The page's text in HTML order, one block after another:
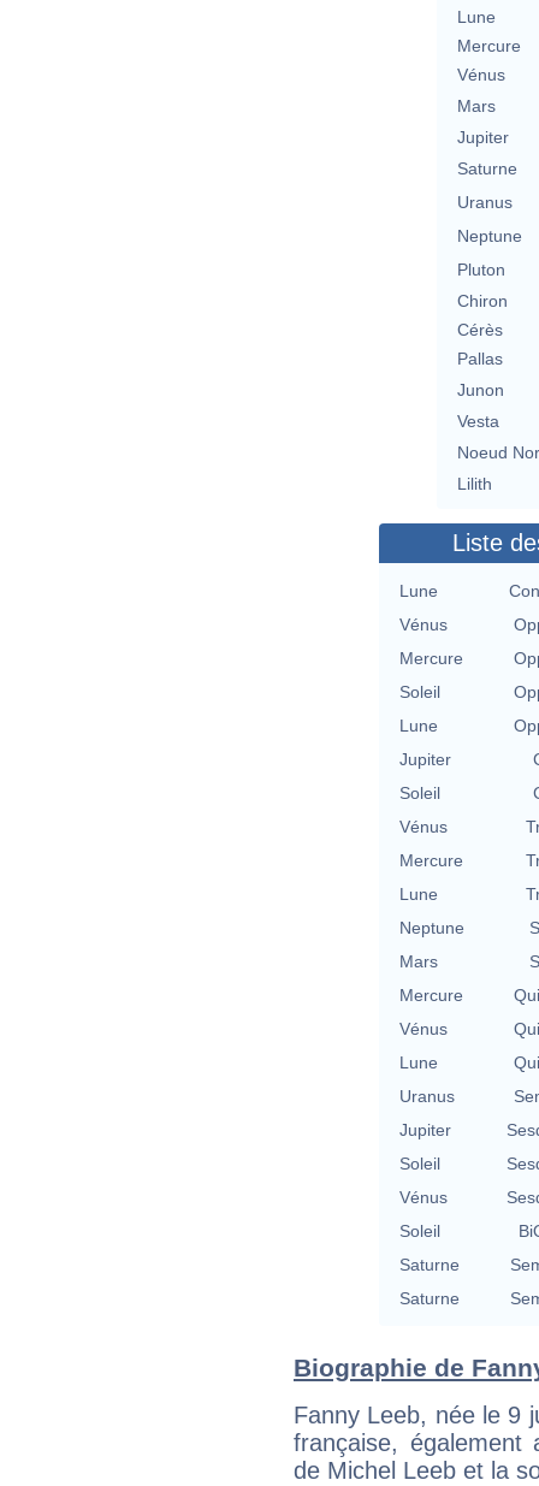
Lune
Mercure
Vénus
Mars
Jupiter
Saturne
Uranus
Neptune
Pluton
Chiron
Cérès
Pallas
Junon
Vesta
Noeud
Lilith
Liste
Lune
Vénus
Mercure
Soleil
Lune
Jupiter
Soleil
Vénus
Mercure
Lune
Neptune
Mars
Mercure
Vénus
Lune
Uranus
Jupiter
Soleil
Vénus
Soleil
Saturne
Saturne
Biographie de
Fanny Leeb, née le 9
française, également
de Michel Leeb et la